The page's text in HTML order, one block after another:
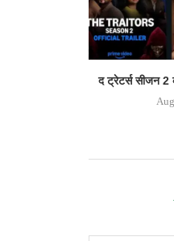
द ट्रेटर्स सीजन